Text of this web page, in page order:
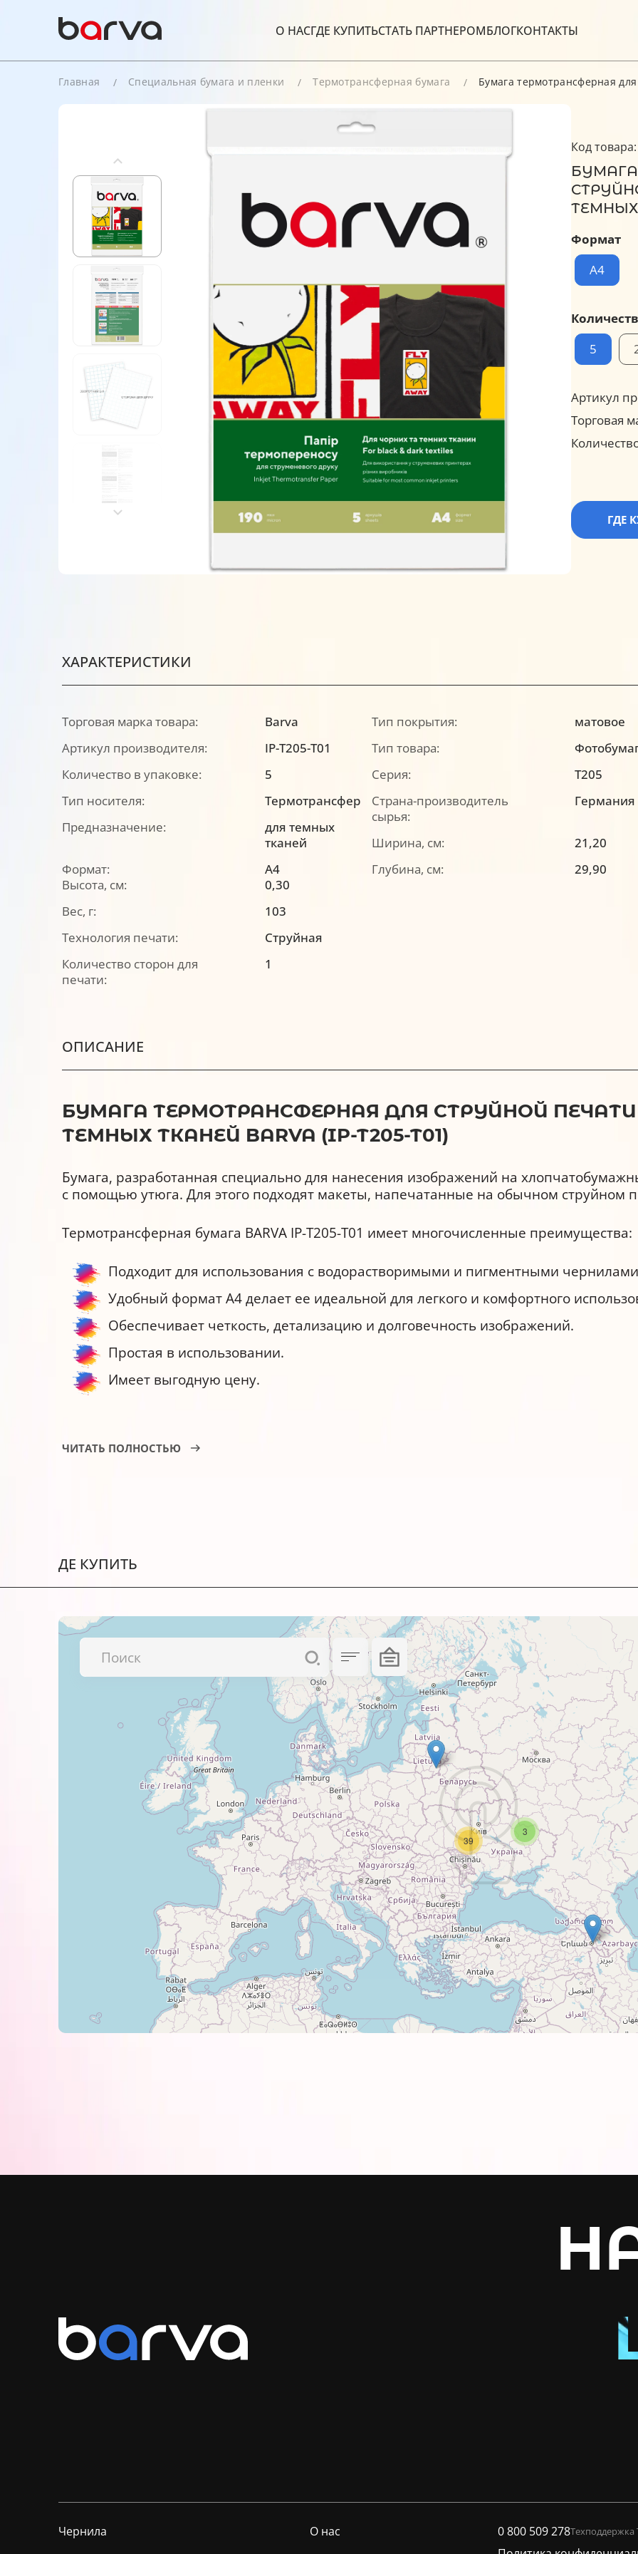
О НАСГДЕ КУПИТЬСТАТЬ ПАРТНЕРОМБЛОГКОНТАКТЫ
Главная Специальная бумага и пленки Термотрансферная бумага Бумага термотрансферная
Код
ТЕМНЫХ
Формат
A4
5
Артикул
Торговая
ГДЕ
ХАРАКТЕРИСТИКИ
Торговая марка товара:
Barva
Артикул производителя:
IP-T205-T01
Количество в упаковке:
5
Тип носителя:
Термотрансфер
Предназначение:
для темных
тканей
Формат:
A4
Тип покрытия:
матовое
Тип товара:
Серия:
T205
Страна-производитель
сырья:
Германия
Ширина, см:
21,20
Глубина, см:
29,90
Высота, см:
0,30
Вес, г:
103
Технология печати:
Струйная
Количество сторон для
печати:
1
ОПИСАНИЕ
БУМАГА ТЕРМОТРАНСФЕРНАЯ ДЛЯ СТРУЙНОЙ ПЕЧАТИ
ТЕМНЫХ ТКАНЕЙ BARVA (IP-T205-T01)
Бумага, разработанная специально для нанесения изображений на
с помощью утюга. Для этого подходят макеты, напечатанные на обычном струйном
Термотрансферная бумага BARVA IP-T205-T01 имеет многочисленные преимущества:
Подходит для использования с водорастворимыми и пигментными
Удобный формат A4 делает ее идеальной для легкого и комфортного
Обеспечивает четкость, детализацию и долговечность изображений.
Простая в использовании.
Имеет выгодную цену.
Перед началом нанесения изображения дайте ему полностью высохнуть в
Последовательность нанесения изображения
Подготовьте устойчивую поверхность, подходящую для глажки.
Разогрейте утюг в течение 5-10 минут и выключите функцию пара.
Аккуратно отделите защитный слой и положите его на хорошо выглаженное
Накройте изображение защитной бумагой, которая идет в комплекте.
Убедитесь, что вся поверхность термотрансфера нагревается равномерно
Гладьте в течение 25 секунд, пока изображение не приклеится к ткани.
Уход за вещами с термотрансфером
Первую стирку следует провести не раньше, чем через 24 часа после
Стирать отдельно от других вещей, перед стиркой выворачивая изделие
Можно стирать в машинке при температуре воды не выше 40°C, перед
Избегайте использования отбеливателей и других агрессивных моющих
Не отправляйте на химчистку и избегайте автоматической сушки.
Утюжьте изделие только с обратной стороны при средней температуре.
ЧИТАТЬ ПОЛНОСТЬЮ
ДЕ КУПИТЬ
3
39
Чернила
О нас
0 800 509 278Техподдержка